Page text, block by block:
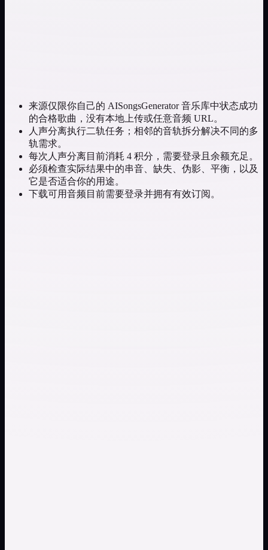
来源仅限你自己的 AISongsGenerator 音乐库中状态成功
的合格歌曲，没有本地上传或任意音频 URL。
人声分离执行二轨任务；相邻的音轨拆分解决不同的多
轨需求。
每次人声分离目前消耗 4 积分，需要登录且余额充足。
必须检查实际结果中的串音、缺失、伪影、平衡，以及
它是否适合你的用途。
下载可用音频目前需要登录并拥有有效订阅。